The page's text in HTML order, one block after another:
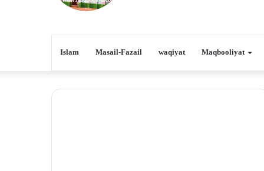
Islam Masail-Fazail waqiyat Maqbooliyat